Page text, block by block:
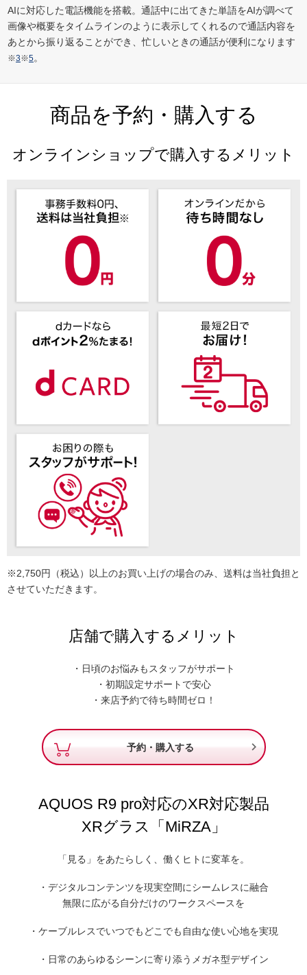
AIに対応した電話機能を搭載。通話中に出てきた単語をAIが調べて
画像や概要をタイムラインのように表示してくれるので通話内容を
あとから振り返ることができ、忙しいときの通話が便利になります
※3※5。
商品を予約・購入する
オンラインショップで購入するメリット
※2,750円（税込）以上のお買い上げの場合のみ、送料は当社負担と
させていただきます。
店舗で購入するメリット
・日頃のお悩みもスタッフがサポート
・初期設定サポートで安心
・来店予約で待ち時間ゼロ！
予約・購入する 
AQUOS R9 pro対応のXR対応製品
XRグラス「MiRZA」
「見る」をあたらしく、働くヒトに変革を。
・デジタルコンテンツを現実空間にシームレスに融合
無限に広がる自分だけのワークスペースを
・ケーブルレスでいつでもどこでも自由な使い心地を実現
・日常のあらゆるシーンに寄り添うメガネ型デザイン